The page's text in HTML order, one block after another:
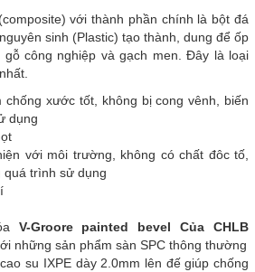
với thành phần chính là bột đá
sinh (Plastic) tạo thành, dung để ốp
công nghiệp và gạch men. Đây là loại
chống xước tốt, không bị cong vênh, biến
dụng
với môi trường, không có chất đôc tố,
quá trình sử dụng
V-Groore painted bevel Của CHLB
những sản phẩm sàn SPC thông thường
su IXPE dày 2.0mm lên đế giúp chống